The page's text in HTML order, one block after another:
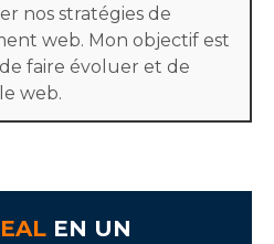
nos stratégies de
web. Mon objectif est
faire évoluer et de
web.
EN UN